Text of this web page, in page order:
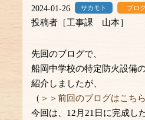
2024-01-26 サカモト ブロ
投稿者［工事課 山本］
先回のブログで、
船岡中学校の特定防火設備
紹介しましたが、
（ ＞＞前回のブログはこちら
今回は、12月21日に完成した